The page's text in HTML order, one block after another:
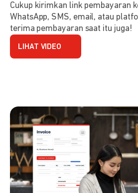
Cukup kirimkan link pembayaran
WhatsApp, SMS, email, atau
terima pembayaran saat itu juga!
LIHAT VIDEO